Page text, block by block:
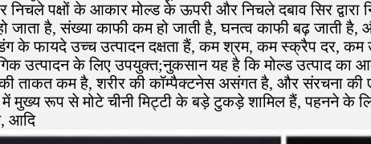
पक्षों के आकार मोल्ड के ऊपरी और निचले दबाव सिर द्वारा
है, संख्या काफी कम हो जाती है, घनत्व काफी बढ़ जाती है,
के फायदे उच्च उत्पादन दक्षता हैं, कम श्रम, कम स्क्रैप दर,
उत्पादन के लिए उपयुक्त;नुकसान यह है कि मोल्ड उत्पाद का
ताकत कम है, शरीर की कॉम्पैक्टनेस असंगत है, और संरचना की
में मुख्य रूप से मोटे चीनी मिट्टी के बड़े टुकड़े शामिल हैं, पहनने के
आदि